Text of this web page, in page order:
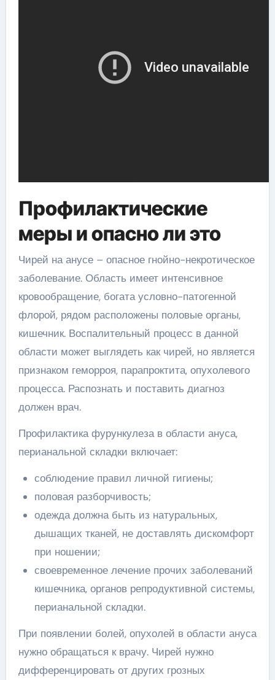
Профилактические
меры и опасно ли это
Чирей на анусе – опасное гнойно-некротическое
заболевание. Область имеет интенсивное
кровообращение, богата условно-патогенной
флорой, рядом расположены половые органы,
кишечник. Воспалительный процесс в данной
области может выглядеть как чирей, но является
признаком геморроя, парапроктита, опухолевого
процесса. Распознать и поставить диагноз
должен врач.
Профилактика фурункулеза в области ануса,
перианальной складки включает:
соблюдение правил личной гигиены;
половая разборчивость;
одежда должна быть из натуральных,
дышащих тканей, не доставлять дискомфорт
при ношении;
своевременное лечение прочих заболеваний
кишечника, органов репродуктивной системы,
перианальной складки.
При появлении болей, опухолей в области ануса
нужно обращаться к врачу. Чирей нужно
дифференцировать от других грозных